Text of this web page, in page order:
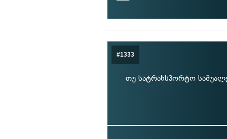
#1333
თუ სატრანსპორტო